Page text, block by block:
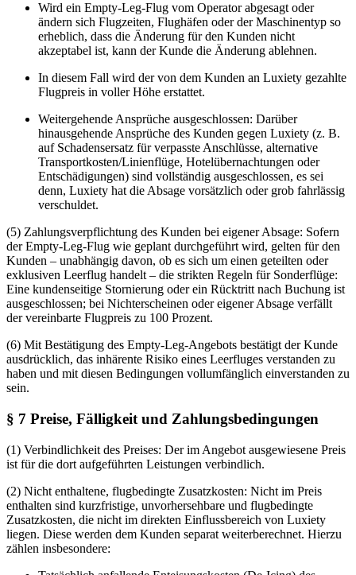
Wird ein Empty-Leg-Flug vom Operator abgesagt oder
ändern sich Flugzeiten, Flughäfen oder der Maschinentyp so
erheblich, dass die Änderung für den Kunden nicht
akzeptabel ist, kann der Kunde die Änderung ablehnen.
In diesem Fall wird der von dem Kunden an Luxiety gezahlte
Flugpreis in voller Höhe erstattet.
Weitergehende Ansprüche ausgeschlossen: Darüber
hinausgehende Ansprüche des Kunden gegen Luxiety (z. B.
auf Schadensersatz für verpasste Anschlüsse, alternative
Transportkosten/Linienflüge, Hotelübernachtungen oder
Entschädigungen) sind vollständig ausgeschlossen, es sei
denn, Luxiety hat die Absage vorsätzlich oder grob fahrlässig
verschuldet.
(5) Zahlungsverpflichtung des Kunden bei eigener Absage: Sofern
der Empty-Leg-Flug wie geplant durchgeführt wird, gelten für den
Kunden – unabhängig davon, ob es sich um einen geteilten oder
exklusiven Leerflug handelt – die strikten Regeln für Sonderflüge:
Eine kundenseitige Stornierung oder ein Rücktritt nach Buchung ist
ausgeschlossen; bei Nichterscheinen oder eigener Absage verfällt
der vereinbarte Flugpreis zu 100 Prozent.
(6) Mit Bestätigung des Empty-Leg-Angebots bestätigt der Kunde
ausdrücklich, das inhärente Risiko eines Leerfluges verstanden zu
haben und mit diesen Bedingungen vollumfänglich einverstanden zu
sein.
§ 7 Preise, Fälligkeit und Zahlungsbedingungen
(1) Verbindlichkeit des Preises: Der im Angebot ausgewiesene Preis
ist für die dort aufgeführten Leistungen verbindlich.
(2) Nicht enthaltene, flugbedingte Zusatzkosten: Nicht im Preis
enthalten sind kurzfristige, unvorhersehbare und flugbedingte
Zusatzkosten, die nicht im direkten Einflussbereich von Luxiety
liegen. Diese werden dem Kunden separat weiterberechnet. Hierzu
zählen insbesondere: